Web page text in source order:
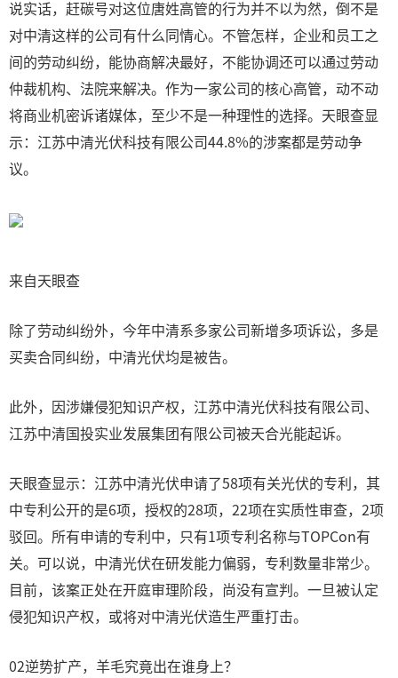
说实话，赶碳号对这位唐姓高管的行为并不以为然，倒不是
对中清这样的公司有什么同情心。不管怎样，企业和员工之
间的劳动纠纷，能协商解决最好，不能协调还可以通过劳动
仲裁机构、法院来解决。作为一家公司的核心高管，动不动
将商业机密诉诸媒体，至少不是一种理性的选择。天眼查显
示：江苏中清光伏科技有限公司44.8%的涉案都是劳动争
议。
来自天眼查
除了劳动纠纷外，今年中清系多家公司新增多项诉讼，多是
买卖合同纠纷，中清光伏均是被告。
此外，因涉嫌侵犯知识产权，江苏中清光伏科技有限公司、
江苏中清国投实业发展集团有限公司被天合光能起诉。
天眼查显示：江苏中清光伏申请了58项有关光伏的专利，其
中专利公开的是6项，授权的28项，22项在实质性审查，2项
驳回。所有申请的专利中，只有1项专利名称与TOPCon有
关。可以说，中清光伏在研发能力偏弱，专利数量非常少。
目前，该案正处在开庭审理阶段，尚没有宣判。一旦被认定
侵犯知识产权，或将对中清光伏造生严重打击。
02逆势扩产，羊毛究竟出在谁身上？